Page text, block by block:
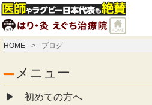
HOME ブログ
メニュー
初めての方へ